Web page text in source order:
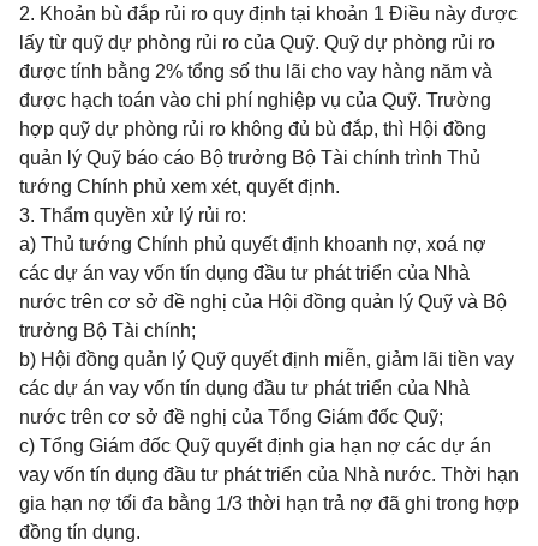
2. Khoản bù đắp rủi ro quy định tại khoản 1 Điều này được
lấy từ quỹ dự phòng rủi ro của Quỹ. Quỹ dự phòng rủi ro
được tính bằng 2% tổng số thu lãi cho vay hàng năm và
được hạch toán vào chi phí nghiệp vụ của Quỹ. Trường
hợp quỹ dự phòng rủi ro không đủ bù đắp, thì Hội đồng
quản lý Quỹ báo cáo Bộ trưởng Bộ Tài chính trình Thủ
tướng Chính phủ xem xét, quyết định.
3. Thẩm quyền xử lý rủi ro:
a) Thủ tướng Chính phủ quyết định khoanh nợ, xoá nợ
các dự án vay vốn tín dụng đầu tư phát triển của Nhà
nước trên cơ sở đề nghị của Hội đồng quản lý Quỹ và Bộ
trưởng Bộ Tài chính;
b) Hội đồng quản lý Quỹ quyết định miễn, giảm lãi tiền vay
các dự án vay vốn tín dụng đầu tư phát triển của Nhà
nước trên cơ sở đề nghị của Tổng Giám đốc Quỹ;
c) Tổng Giám đốc Quỹ quyết định gia hạn nợ các dự án
vay vốn tín dụng đầu tư phát triển của Nhà nước. Thời hạn
gia hạn nợ tối đa bằng 1/3 thời hạn trả nợ đã ghi trong hợp
đồng tín dụng.